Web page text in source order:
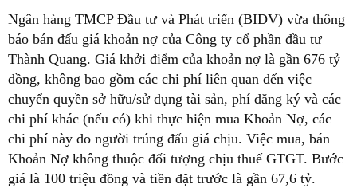
Ngân hàng TMCP Đầu tư và Phát triển (BIDV) vừa thông
báo bán đấu giá khoản nợ của Công ty cổ phần đầu tư
Thành Quang. Giá khởi điểm của khoản nợ là gần 676 tỷ
đồng, không bao gồm các chi phí liên quan đến việc
chuyển quyền sở hữu/sử dụng tài sản, phí đăng ký và các
chi phí khác (nếu có) khi thực hiện mua Khoản Nợ, các
chi phí này do người trúng đấu giá chịu. Việc mua, bán
Khoản Nợ không thuộc đối tượng chịu thuế GTGT. Bước
giá là 100 triệu đồng và tiền đặt trước là gần 67,6 tỷ.